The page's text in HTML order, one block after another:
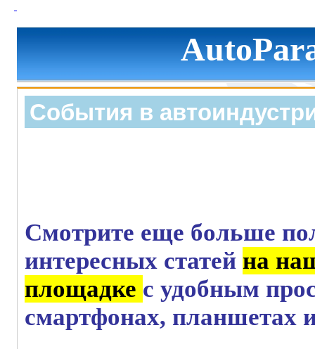
События в
Смотрите еще больше
интересных статей на
площадке с удобным
смартфонах, планшетах